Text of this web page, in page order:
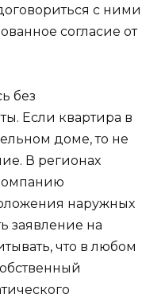
с ними
согласие от
без
Если квартира в
доме, то не
В регионах
наружных
заявление на
что в любом